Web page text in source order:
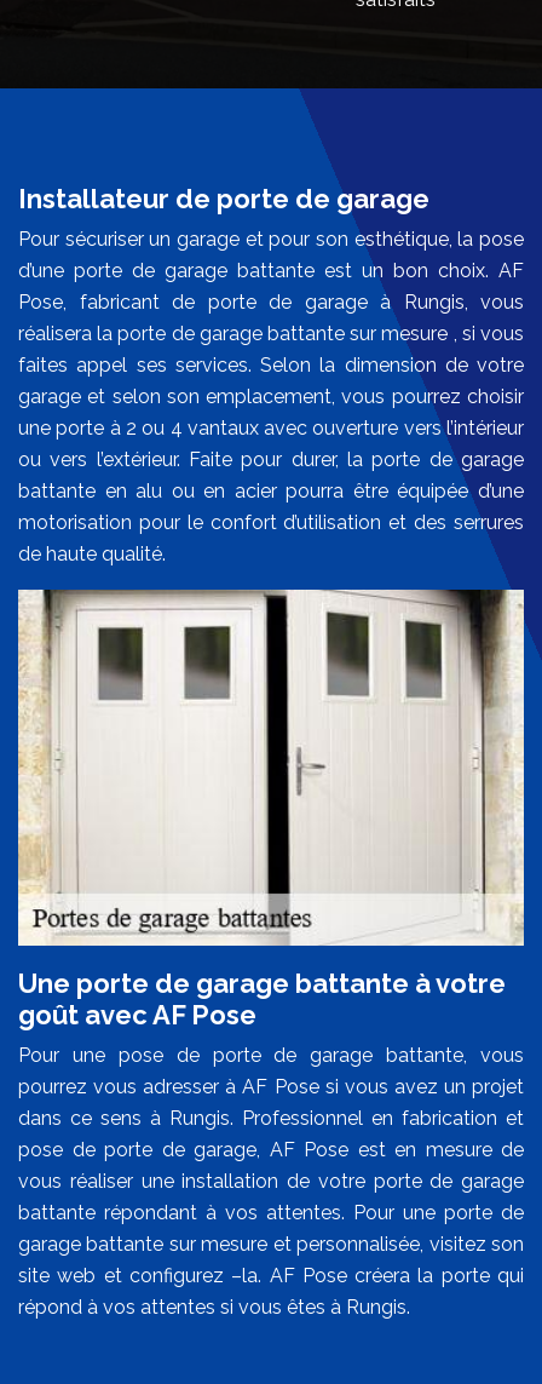
Installateur de porte de garage
Pour sécuriser un garage et pour son esthétique, la pose
d’une porte de garage battante est un bon choix. AF
Pose, fabricant de porte de garage à Rungis, vous
réalisera la porte de garage battante sur mesure , si vous
faites appel ses services. Selon la dimension de votre
garage et selon son emplacement, vous pourrez choisir
une porte à 2 ou 4 vantaux avec ouverture vers l’intérieur
ou vers l’extérieur. Faite pour durer, la porte de garage
battante en alu ou en acier pourra être équipée d’une
motorisation pour le confort d’utilisation et des serrures
de haute qualité.
Une porte de garage battante à votre
goût avec AF Pose
Pour une pose de porte de garage battante, vous
pourrez vous adresser à AF Pose si vous avez un projet
dans ce sens à Rungis. Professionnel en fabrication et
pose de porte de garage, AF Pose est en mesure de
vous réaliser une installation de votre porte de garage
battante répondant à vos attentes. Pour une porte de
garage battante sur mesure et personnalisée, visitez son
site web et configurez –la. AF Pose créera la porte qui
répond à vos attentes si vous êtes à Rungis.